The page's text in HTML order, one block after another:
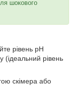
шокового
рівень pH
(ідеальний рівень
скімера або